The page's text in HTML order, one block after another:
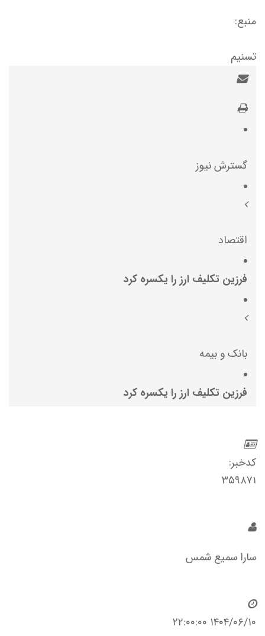
منبع:
تسنیم
گسترش نیوز
اقتصاد
فرزین تکلیف ارز را یکسره کرد
بانک و بیمه
فرزین تکلیف ارز را یکسره کرد
کدخبر:
۳۵۹۸۷۱
سارا سمیع شمس
۱۴۰۴/۰۶/۱۰ ۲۲:۰۰:۰۰